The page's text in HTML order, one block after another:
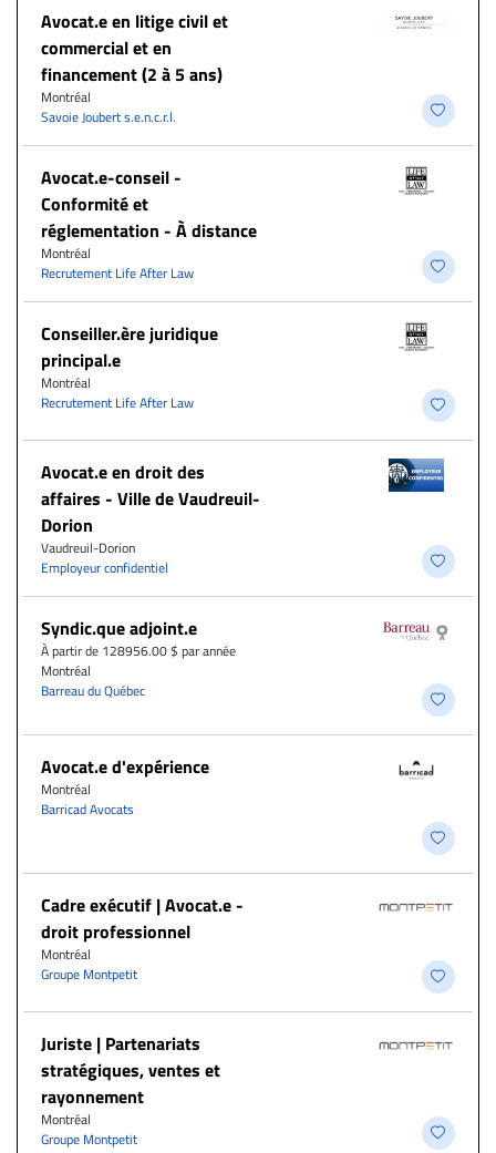
Avocat.e en litige civil et
commercial et en
financement (2 à 5 ans)
Montréal
Savoie Joubert s.e.n.c.r.l.
​Avocat.e-conseil -
Conformité et
réglementation - À distance
Montréal
Recrutement Life After Law
Conseiller.ère juridique
principal.e
Montréal
Recrutement Life After Law
Avocat.e en droit des
affaires - Ville de Vaudreuil-
Dorion
Vaudreuil-Dorion
Employeur confidentiel
Syndic.que adjoint.e
À partir de 128956.00 $ par année
Montréal
Barreau du Québec
Avocat.e d'expérience
Montréal
Barricad Avocats
Cadre exécutif | Avocat.e -
droit professionnel
Montréal
Groupe Montpetit
Juriste | Partenariats
stratégiques, ventes et
rayonnement
Montréal
Groupe Montpetit